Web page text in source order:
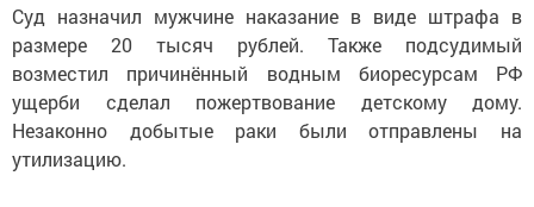
Суд назначил мужчине наказание в виде штрафа в
размере 20 тысяч рублей. Также подсудимый
возместил причинённый водным биоресурсам РФ
ущерби сделал пожертвование детскому дому.
Незаконно добытые раки были отправлены на
утилизацию.